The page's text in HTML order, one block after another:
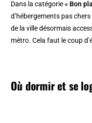
Dans la catégorie« Bon
d’hébergements pas
de la ville désormais
métro. Cela faut le coup
Où dormir et se